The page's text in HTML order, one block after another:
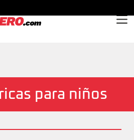
para niños